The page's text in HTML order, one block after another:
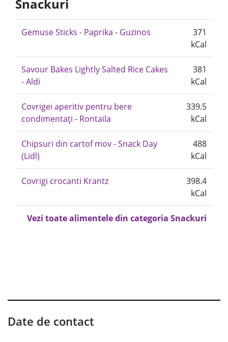
Snackuri
Gemuse Sticks - Paprika - Guzinos
371
kCal
Savour Bakes Lightly Salted Rice Cakes
- Aldi
381
kCal
Covrigei aperitiv pentru bere
condimentați - Rontaila
339.5
kCal
Chipsuri din cartof mov - Snack Day
(Lidl)
488
kCal
Covrigi crocanti Krantz
398.4
kCal
Vezi toate alimentele din categoria Snackuri
Date de contact